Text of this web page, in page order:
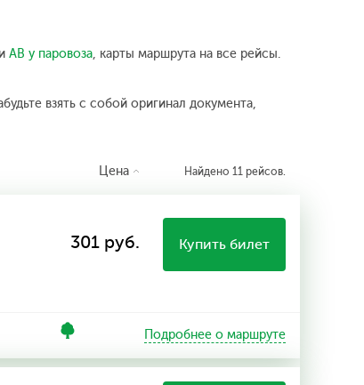
АВ у паровоза, карты маршрута на все рейсы.
взять с собой оригинал документа,
Цена Найдено 11 рейсов.
301 руб. Купить билет
Подробнее о маршруте